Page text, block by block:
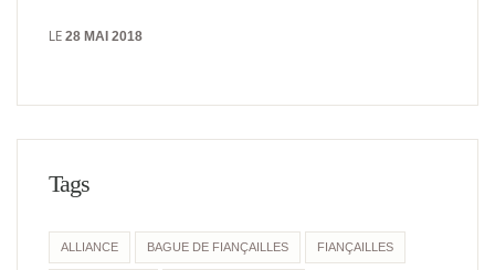
LE 28 MAI 2018
Tags
ALLIANCE BAGUE DE FIANÇAILLES FIANÇAILLES